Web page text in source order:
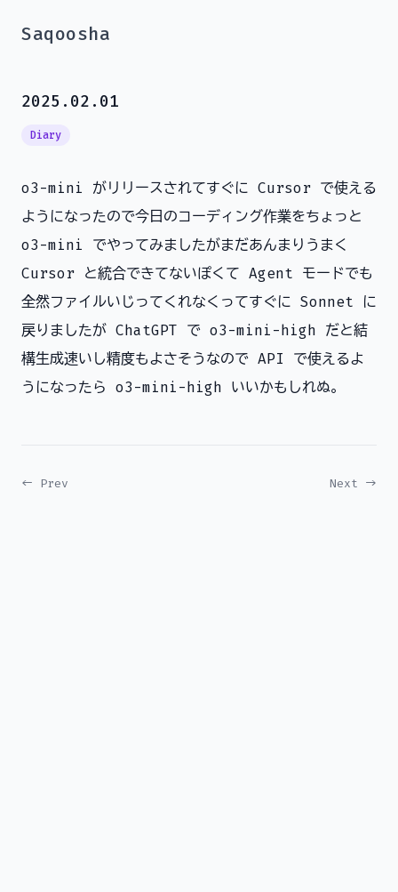
Saqoosha
2025.02.01
Diary
o3-mini がリリースされてすぐに Cursor で使える
ようになったので今日のコーディング作業をちょっと
o3-mini でやってみましたがまだあんまりうまく
Cursor と統合できてないぽくて Agent モードでも
全然ファイルいじってくれなくってすぐに Sonnet に
戻りましたが ChatGPT で o3-mini-high だと結
構生成速いし精度もよさそうなので API で使えるよ
うになったら o3-mini-high いいかもしれぬ。
← Prev Next →